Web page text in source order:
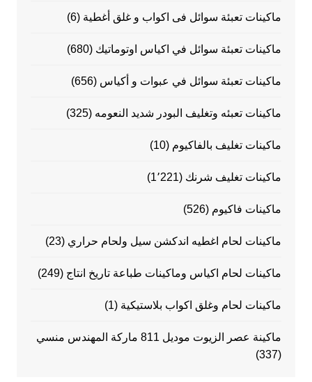
ماكينات تعبئة سوائل فى اكواب و غلق أغطية (6)
ماكينات تعبئة سوائل في اكياس اوتوماتيك (680)
ماكينات تعبئة سوائل في عبوات و أكياس (656)
ماكينات تعبئه وتغليف البودر شديد النعومه (325)
ماكينات تغليف بالفاكيوم (10)
ماكينات تغليف شرنك (1٬221)
ماكينات فاكيوم (526)
ماكينات لحام اغطيه اندكشن سيل ولحام حراري (23)
ماكينات لحام اكياس وماكينات طباعة تاريخ انتاج (249)
ماكينات لحام وغلق اكواب بلاستيكية (1)
ماكينة عصر الزيوت موديل 811 ماركة المهندس منسي
(337)